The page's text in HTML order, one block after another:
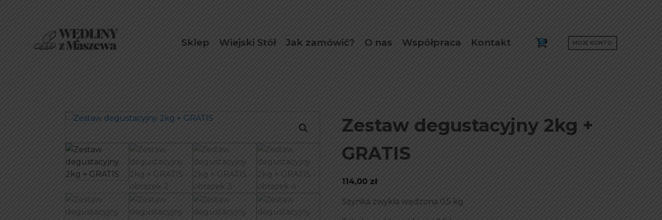
Sklep Wiejski Stół Jak zamówić? O nas Współpraca Kontakt 0 MOJE KONTO
Zestaw degustacyjny 2kg +
GRATIS
114,00 zł
Szynka zwykła wędzona 0,5 kg